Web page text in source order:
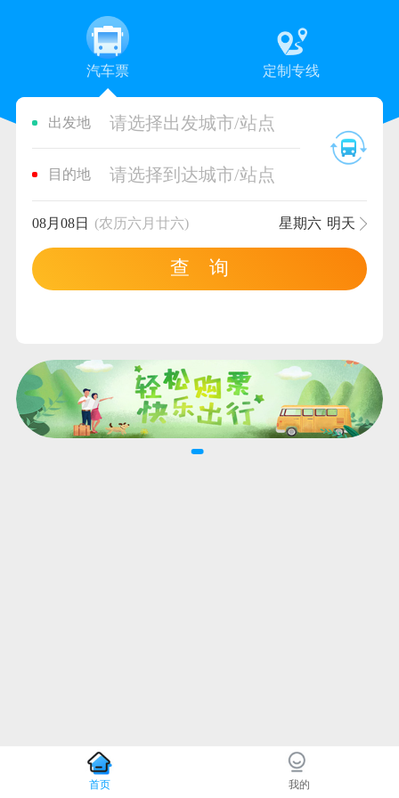
汽车票 定制专线
出发地 请选择出发城市/站点
目的地 请选择到达城市/站点
08月08日 (农历六月廿六) 星期六 明天
查 询
首页 我的